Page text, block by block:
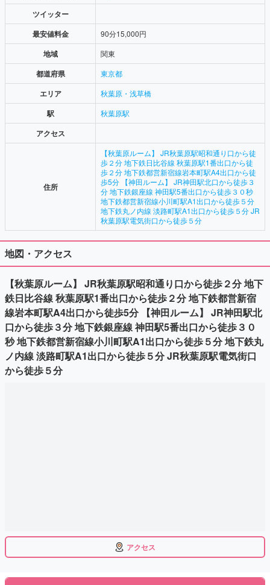
ツイッター
最安値料金
90分15,000円
地域 関東
都道府県 東京都
エリア 秋葉原・浅草橋
駅 秋葉原駅
アクセス
住所
【秋葉原ルーム】 JR秋葉原駅昭和通り口から徒
歩２分 地下鉄日比谷線 秋葉原駅1番出口から徒
歩２分 地下鉄都営新宿線岩本町駅A4出口から徒
歩5分 【神田ルーム】 JR神田駅北口から徒歩３
分 地下鉄銀座線 神田駅5番出口から徒歩３０秒
地下鉄都営新宿線小川町駅A1出口から徒歩５分
地下鉄丸ノ内線 淡路町駅A1出口から徒歩５分 JR
秋葉原駅電気街口から徒歩５分
地図・アクセス
【秋葉原ルーム】 JR秋葉原駅昭和通り口から徒歩２分 地下
鉄日比谷線 秋葉原駅1番出口から徒歩２分 地下鉄都営新宿
線岩本町駅A4出口から徒歩5分 【神田ルーム】 JR神田駅北
口から徒歩３分 地下鉄銀座線 神田駅5番出口から徒歩３０
秒 地下鉄都営新宿線小川町駅A1出口から徒歩５分 地下鉄丸
ノ内線 淡路町駅A1出口から徒歩５分 JR秋葉原駅電気街口
から徒歩５分
アクセス